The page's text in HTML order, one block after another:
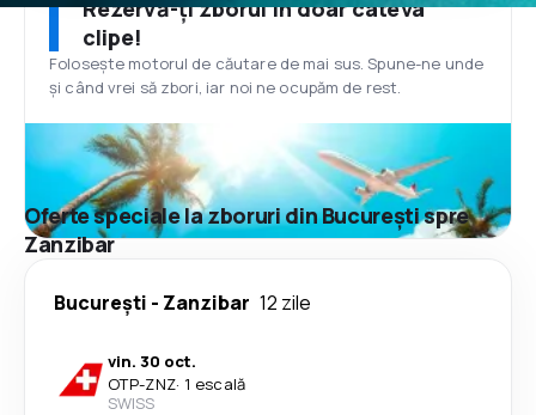
Rezervă-ți zborul în doar câteva
clipe!
Folosește motorul de căutare de mai sus. Spune-ne unde
și când vrei să zbori, iar noi ne ocupăm de rest.
Oferte speciale la zboruri din București spre
Zanzibar
București - Zanzibar 12 zile
vin. 30 oct.
OTP-ZNZ· 1 escală
SWISS